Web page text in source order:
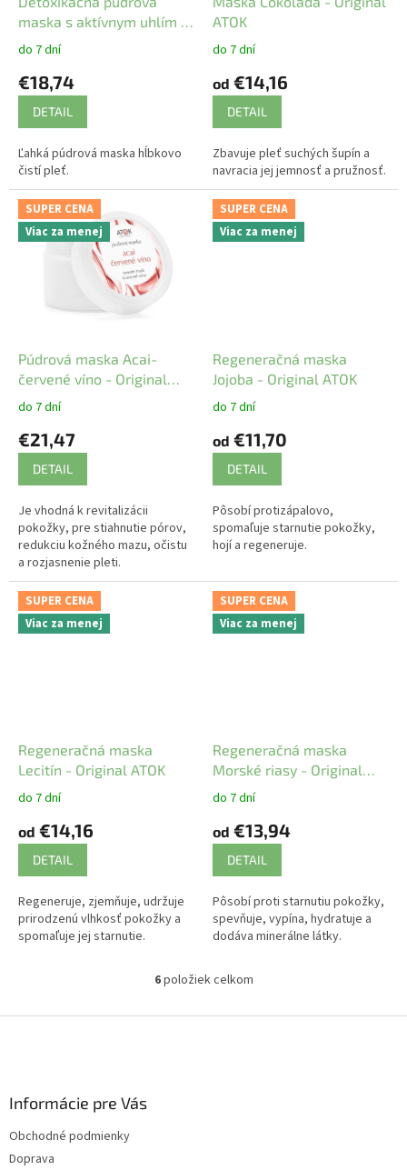
maska s aktívnym uhlím -
Original ATOK
do 7 dní
€18,74
DETAIL
Ľahká púdrová maska hĺbkovo
čistí pleť.
ATOK
do 7 dní
od €14,16
DETAIL
Zbavuje pleť suchých šupín a
navracia jej jemnosť a pružnosť.
SUPER CENA
Viac za menej
Púdrová maska Acai-
červené víno - Original
ATOK
do 7 dní
€21,47
DETAIL
Je vhodná k revitalizácii
pokožky, pre stiahnutie pórov,
redukciu kožného mazu, očistu
a rozjasnenie pleti.
SUPER CENA
Viac za menej
Regeneračná maska
Jojoba - Original ATOK
do 7 dní
od €11,70
DETAIL
Pôsobí protizápalovo,
spomaľuje starnutie pokožky,
hojí a regeneruje.
SUPER CENA
Viac za menej
Regeneračná maska
Lecitín - Original ATOK
do 7 dní
od €14,16
DETAIL
Regeneruje, zjemňuje, udržuje
prirodzenú vlhkosť pokožky a
spomaľuje jej starnutie.
SUPER CENA
Viac za menej
Regeneračná maska
Morské riasy - Original
ATOK
do 7 dní
od €13,94
DETAIL
Pôsobí proti starnutiu pokožky,
spevňuje, vypína, hydratuje a
dodáva minerálne látky.
O
l
6položiek celkom
Informácie pre Vás
Obchodné podmienky
Doprava